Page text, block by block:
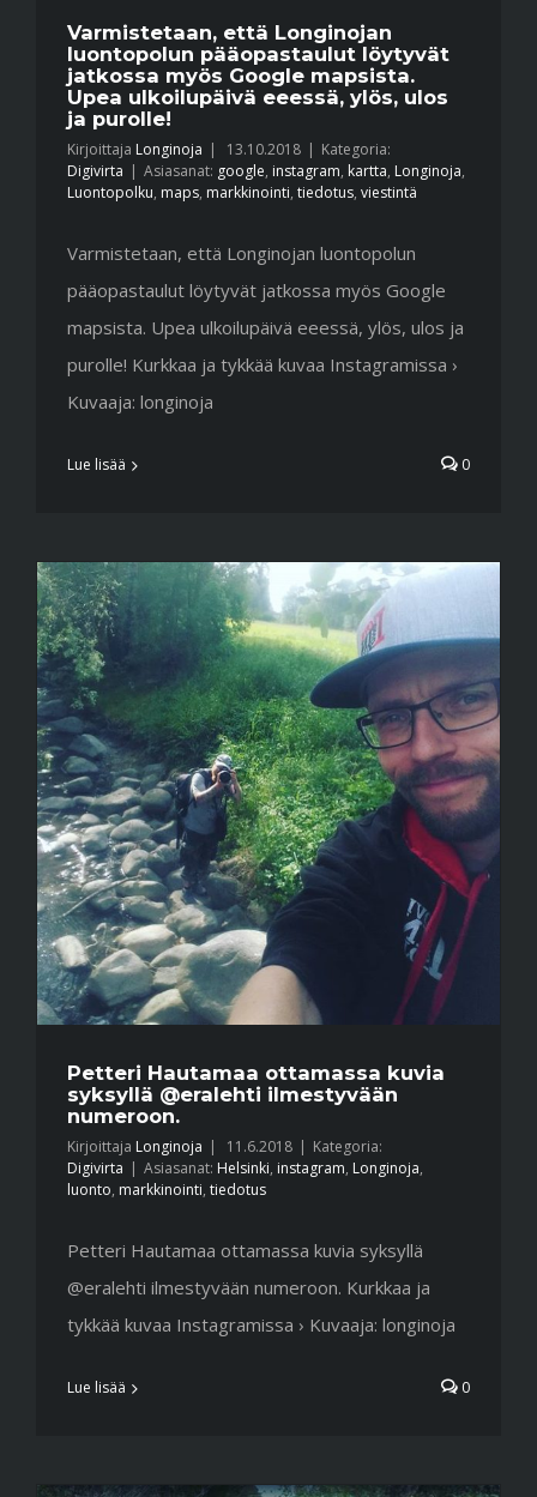
Varmistetaan, että Longinojan
luontopolun pääopastaulut löytyvät
jatkossa myös Google mapsista.
Upea ulkoilupäivä eeessä, ylös, ulos
ja purolle!
Kirjoittaja Longinoja 13.10.2018
Kategoria:
Digivirta
Asiasanat: google, instagram, kartta, Longinoja,
Luontopolku, maps, markkinointi, tiedotus, viestintä
Varmistetaan, että Longinojan luontopolun
pääopastaulut löytyvät jatkossa myös Google
mapsista. Upea ulkoilupäivä eeessä, ylös, ulos ja
purolle! Kurkkaa ja tykkää kuvaa Instagramissa ›
Kuvaaja: longinoja
Lue lisää 0
Petteri Hautamaa ottamassa kuvia
syksyllä @eralehti ilmestyvään
numeroon.
Kirjoittaja Longinoja 11.6.2018
Kategoria:
Digivirta
Asiasanat: Helsinki, instagram, Longinoja,
luonto, markkinointi, tiedotus
Petteri Hautamaa ottamassa kuvia syksyllä
@eralehti ilmestyvään numeroon. Kurkkaa ja
tykkää kuvaa Instagramissa › Kuvaaja: longinoja
Lue lisää 0